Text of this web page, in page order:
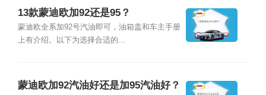
13款蒙迪欧加92还是95？
蒙迪欧全系加92号汽油即可，油箱盖和车主手册
上有介绍。以下为选择合适的...
蒙迪欧加92汽油好还是加95汽油好？